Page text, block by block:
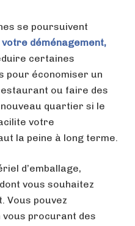
se poursuivent
déménagement,
certaines
pour économiser un
ou faire des
quartier si le
votre
la peine à long terme.
d’emballage,
vous souhaitez
Vous pouvez
vous procurant des